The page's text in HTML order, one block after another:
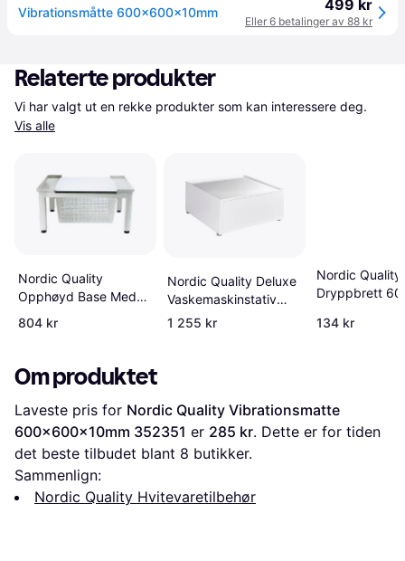
Vibrationsmåtte 600x600x10mm 499 kr
Eller 6 betalinger av 88 kr
Relaterte produkter
Vis alle
Nordic Quality
Opphøyd Base Med
Kurv För Vaskemaskin
804 kr
Nordic Quality Deluxe
Vaskemaskinstativ
M14-08
1 255 kr
Nordic Quality
Dryppbrett 60
134 kr
Om produktet
Laveste pris for Nordic Quality Vibrationsmatte
600x600x10mm 352351 er 285 kr. Dette er for tiden
det beste tilbudet blant 8 butikker.
Sammenlign:
Nordic Quality Hvitevaretilbehør